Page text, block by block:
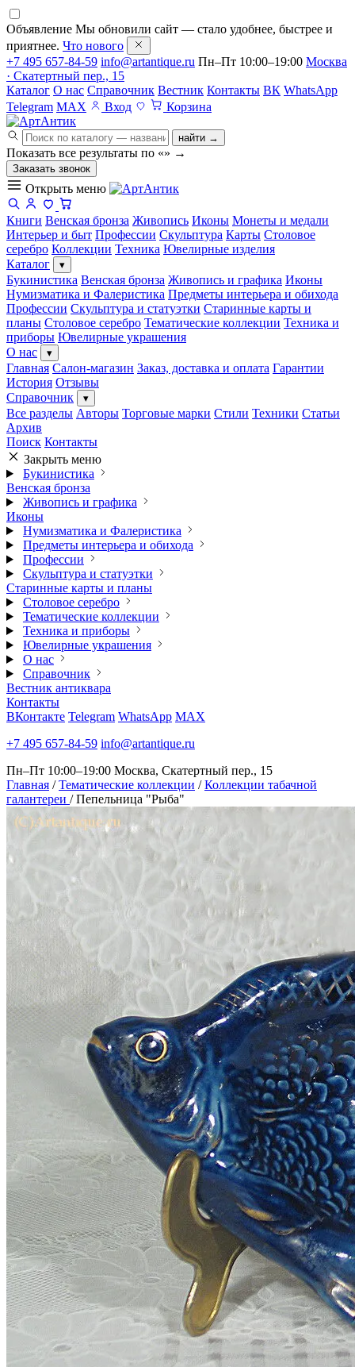
Объявление Мы обновили сайт — стало удобнее, быстрее и
приятнее. Что нового
+7 495 657-84-59 info@artantique.ru Пн–Пт 10:00–19:00 Москва
· Скатертный пер., 15
Каталог О нас Справочник Вестник Контакты ВК WhatsApp
Telegram MAX Вход Корзина
найти →
Показать все результаты по «» →
Заказать звонок
Открыть меню
Книги Венская бронза Живопись Иконы Монеты и медали
Интерьер и быт Профессии Скульптура Карты Столовое
серебро Коллекции Техника Ювелирные изделия
Каталог
▾
Букинистика Венская бронза Живопись и графика Иконы
Нумизматика и Фалеристика Предметы интерьера и обихода
Профессии Скульптура и статуэтки Старинные карты и
планы Столовое серебро Тематические коллекции Техника и
приборы Ювелирные украшения
О нас
▾
Главная Салон-магазин Заказ, доставка и оплата Гарантии
История Отзывы
Справочник
▾
Все разделы Авторы Торговые марки Стили Техники Статьи
Архив
Поиск Контакты
Закрыть меню
Букинистика
Венская бронза
Живопись и графика
Иконы
Нумизматика и Фалеристика
Предметы интерьера и обихода
Профессии
Скульптура и статуэтки
Старинные карты и планы
Столовое серебро
Тематические коллекции
Техника и приборы
Ювелирные украшения
О нас
Справочник
Вестник антиквара
Контакты
ВКонтакте Telegram WhatsApp MAX
+7 495 657-84-59 info@artantique.ru
Пн–Пт 10:00–19:00 Москва, Скатертный пер., 15
Главная / Тематические коллекции / Коллекции табачной
галантереи / Пепельница "Рыба"